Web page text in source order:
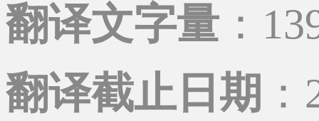
翻译文字量 ：
翻译截止日期